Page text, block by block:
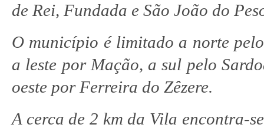
de Rei, Fundada e São João do
O município é limitado a norte
a leste por Mação, a sul pelo
oeste por Ferreira do Zêzere.
A cerca de 2 km da Vila encontra-